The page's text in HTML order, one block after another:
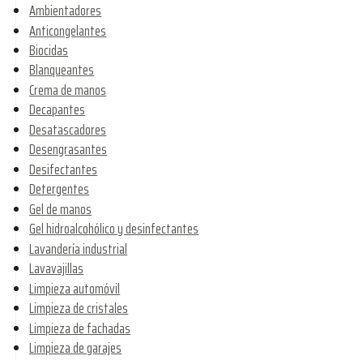
Ambientadores
Anticongelantes
Biocidas
Blanqueantes
Crema de manos
Decapantes
Desatascadores
Desengrasantes
Desifectantes
Detergentes
Gel de manos
Gel hidroalcohólico y desinfectantes
Lavandería industrial
Lavavajillas
Limpieza automóvil
Limpieza de cristales
Limpieza de fachadas
Limpieza de garajes